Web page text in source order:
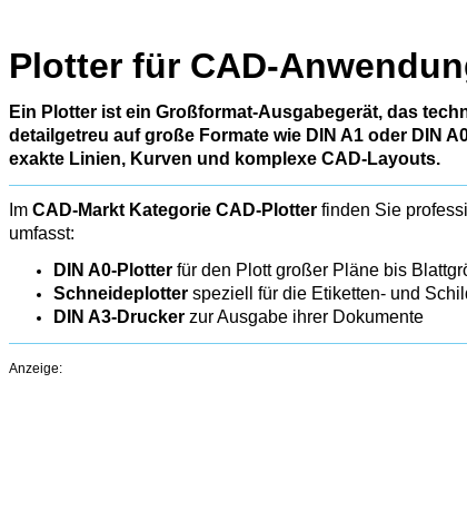
Plotter für
Ein Plotter ist ein Großformat‑Ausgabegerät, das
detailgetreu auf große Formate wie DIN A1 oder DIN
exakte Linien, Kurven und komplexe CAD‑Layouts.
Im CAD-Markt Kategorie CAD-Plotter finden Sie
umfasst:
DIN A0-Plotter für den Plott großer Pläne bis
Schneideplotter speziell für die Etiketten- und
DIN A3-Drucker zur Ausgabe ihrer Dokumente
Anzeige: